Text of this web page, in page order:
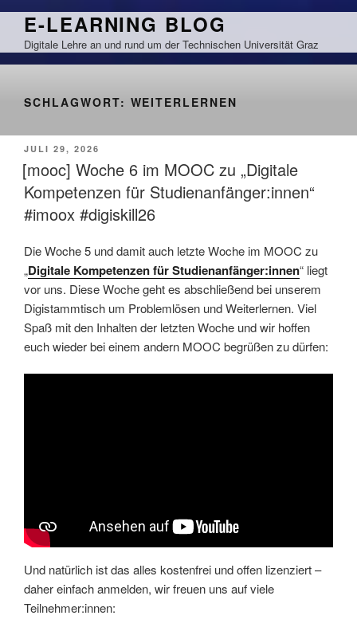
Zum
springen
E-LEARNING BLOG
Digitale Lehre an und rund um der Technischen Universität Graz
SCHLAGWORT: WEITERLERNEN
VERÖFFENTLICHT
AM
JULI 29, 2026
[mooc] Woche 6 im MOOC zu „Digitale
Kompetenzen für Studienanfänger:innen“
#imoox #digiskill26
Die Woche 5 und damit auch letzte Woche im MOOC zu
„Digitale Kompetenzen für Studienanfänger:innen“ liegt
vor uns. Diese Woche geht es abschließend bei unserem
Digistammtisch um Problemlösen und Weiterlernen. Viel
Spaß mit den Inhalten der letzten Woche und wir hoffen
euch wieder bei einem andern MOOC begrüßen zu dürfen:
Und natürlich ist das alles kostenfrei und offen lizenziert –
daher einfach anmelden, wir freuen uns auf viele
Teilnehmer:innen: